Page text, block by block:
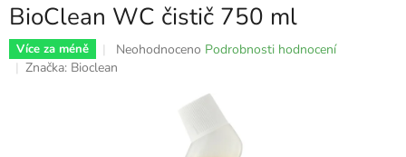
BioClean WC čistič 750 ml
Více za méně
Průměrné
hodnocení
Neohodnoceno Podrobnosti hodnocení
Značka: Bioclean